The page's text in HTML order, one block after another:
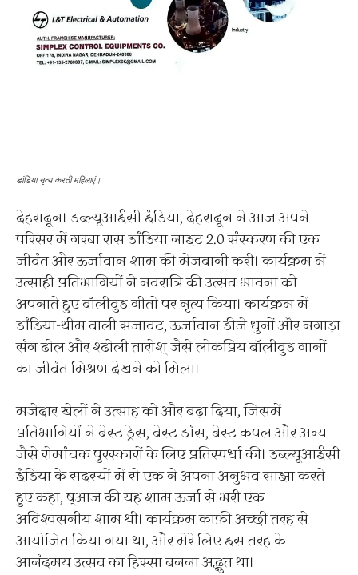
डांडिया नृत्य करती महिलाएं।
देहरादून। डब्ल्यूआईसी इंडिया, देहरादून ने आज अपने
परिसर में गरबा रास डांडिया नाइट 2.0 संस्करण की एक
जीवंत और ऊर्जावान शाम की मेजबानी करी। कार्यक्रम में
उत्साही प्रतिभागियों ने नवरात्रि की उत्सव भावना को
अपनाते हुए बॉलीवुड गीतों पर नृत्य किया। कार्यक्रम में
डांडिया-थीम वाली सजावट, ऊर्जावान डीजे धुनों और नगाड़ा
संग ढोल और श्ढोली तारोश् जैसे लोकप्रिय बॉलीवुड गानों
का जीवंत मिश्रण देखने को मिला।
मजेदार खेलों ने उत्साह को और बढ़ा दिया, जिसमें
प्रतिभागियों ने बेस्ट ड्रेस, बेस्ट डांस, बेस्ट कपल और अन्य
जैसे रोमांचक पुरस्कारों के लिए प्रतिस्पर्धा की। डब्ल्यूआईसी
इंडिया के सदस्यों में से एक ने अपना अनुभव साझा करते
हुए कहा, ष्आज की यह शाम ऊर्जा से भरी एक
अविश्वसनीय शाम थी। कार्यक्रम काफ़ी अच्छी तरह से
आयोजित किया गया था, और मेरे लिए इस तरह के
आनंदमय उत्सव का हिस्सा बनना अद्भुत था।